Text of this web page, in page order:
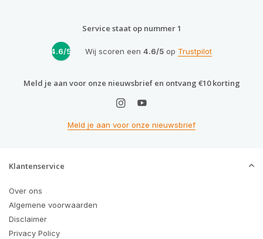
Service staat op nummer 1
4.6/5 Wij scoren een 4.6/5op Trustpilot
Meld je aan voor onze nieuwsbrief en ontvang €10 korting
Meld je aan voor onze nieuwsbrief
Klantenservice
Over ons
Algemene voorwaarden
Disclaimer
Privacy Policy